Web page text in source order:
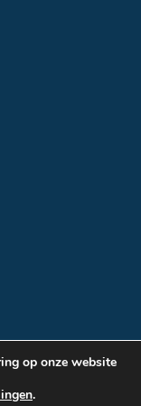
op onze website
.